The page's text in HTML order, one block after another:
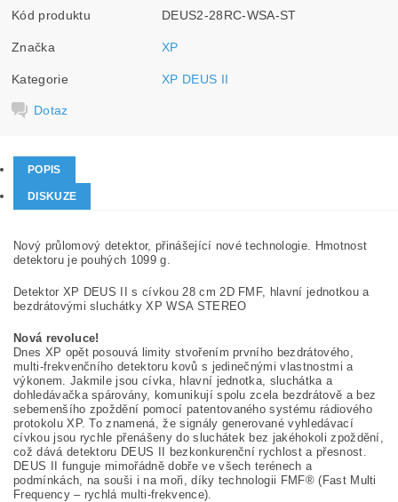
Kód produktu DEUS2-28RC-WSA-ST
Značka XP
Kategorie XP DEUS II
Dotaz
POPIS
DISKUZE
Nový průlomový detektor, přinášející nové technologie. Hmotnost
detektoru je pouhých 1099 g.
Detektor XP DEUS II s cívkou 28 cm 2D FMF, hlavní jednotkou a
bezdrátovými sluchátky XP WSA STEREO
Nová revoluce!
Dnes XP opět posouvá limity stvořením prvního bezdrátového,
multi-frekvenčního detektoru kovů s jedinečnými vlastnostmi a
výkonem. Jakmile jsou cívka, hlavní jednotka, sluchátka a
dohledávačka spárovány, komunikují spolu zcela bezdrátově a bez
sebemenšího zpoždění pomocí patentovaného systému rádiového
protokolu XP. To znamená, že signály generované vyhledávací
cívkou jsou rychle přenášeny do sluchátek bez jakéhokoli zpoždění,
což dává detektoru DEUS II bezkonkurenční rychlost a přesnost.
DEUS II funguje mimořádně dobře ve všech terénech a
podmínkách, na souši i na moři, díky technologii FMF® (Fast Multi
Frequency – rychlá multi-frekvence).